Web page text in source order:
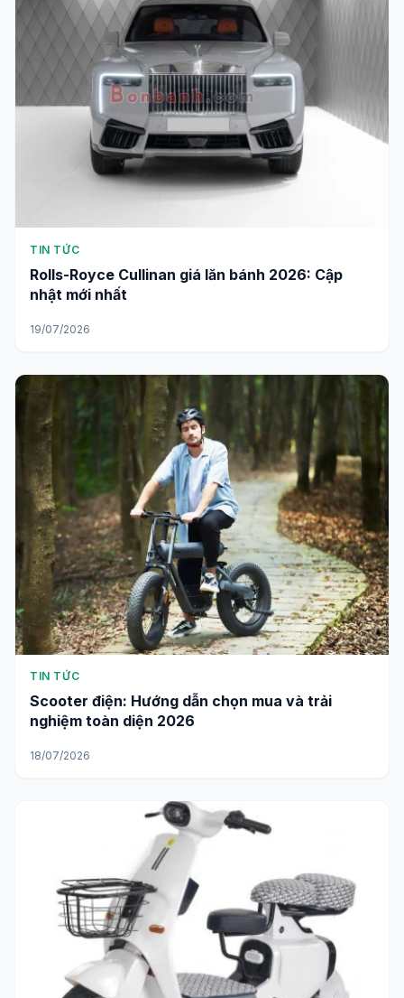
TIN TỨC
Rolls-Royce Cullinan giá lăn bánh 2026: Cập
nhật mới nhất
19/07/2026
TIN TỨC
Scooter điện: Hướng dẫn chọn mua và trải
nghiệm toàn diện 2026
18/07/2026